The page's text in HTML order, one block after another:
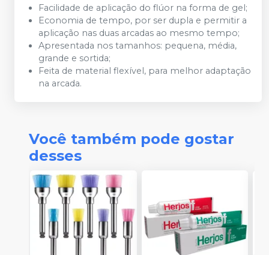
Facilidade de aplicação do flúor na forma de gel;
Economia de tempo, por ser dupla e permitir a
aplicação nas duas arcadas ao mesmo tempo;
Apresentada nos tamanhos: pequena, média,
grande e sortida;
Feita de material flexível, para melhor adaptação
na arcada.
Você também pode gostar
desses